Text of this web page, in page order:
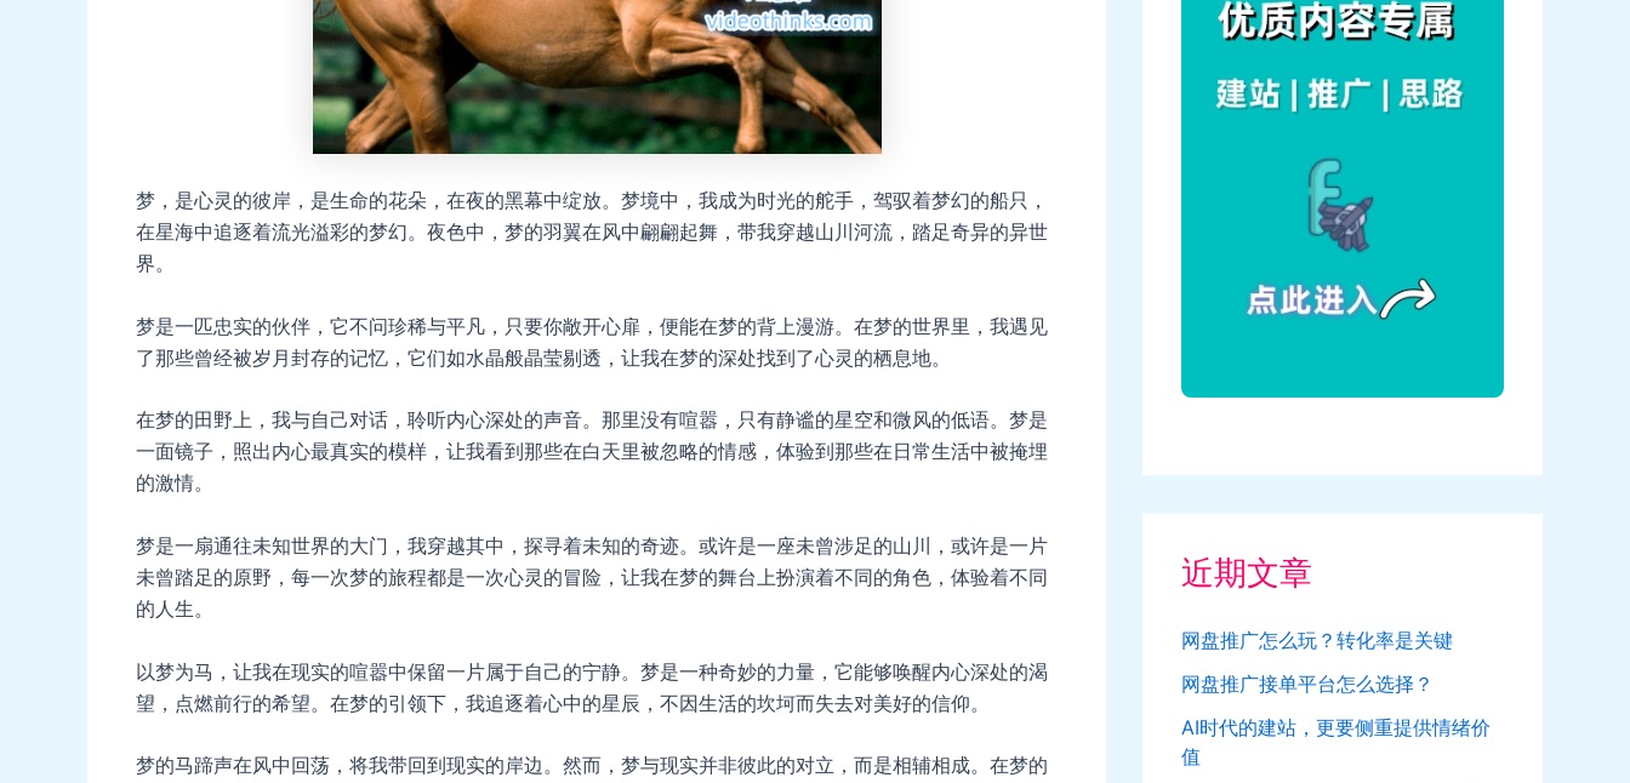
梦，是心灵的彼岸，是生命的花朵，在夜的黑幕中绽放。梦境中，我成为时光的舵手，驾驭着梦幻的船只，
在星海中追逐着流光溢彩的梦幻。夜色中，梦的羽翼在风中翩翩起舞，带我穿越山川河流，踏足奇异的异世
界。
梦是一匹忠实的伙伴，它不问珍稀与平凡，只要你敞开心扉，便能在梦的背上漫游。在梦的世界里，我遇见
了那些曾经被岁月封存的记忆，它们如水晶般晶莹剔透，让我在梦的深处找到了心灵的栖息地。
在梦的田野上，我与自己对话，聆听内心深处的声音。那里没有喧嚣，只有静谧的星空和微风的低语。梦是
一面镜子，照出内心最真实的模样，让我看到那些在白天里被忽略的情感，体验到那些在日常生活中被掩埋
的激情。
梦是一扇通往未知世界的大门，我穿越其中，探寻着未知的奇迹。或许是一座未曾涉足的山川，或许是一片
未曾踏足的原野，每一次梦的旅程都是一次心灵的冒险，让我在梦的舞台上扮演着不同的角色，体验着不同
的人生。
以梦为马，让我在现实的喧嚣中保留一片属于自己的宁静。梦是一种奇妙的力量，它能够唤醒内心深处的渴
望，点燃前行的希望。在梦的引领下，我追逐着心中的星辰，不因生活的坎坷而失去对美好的信仰。
梦的马蹄声在风中回荡，将我带回到现实的岸边。然而，梦与现实并非彼此的对立，而是相辅相成。在梦的
近期文章
网盘推广怎么玩？转化率是关键
网盘推广接单平台怎么选择？
AI时代的建站，更要侧重提供情绪价
值